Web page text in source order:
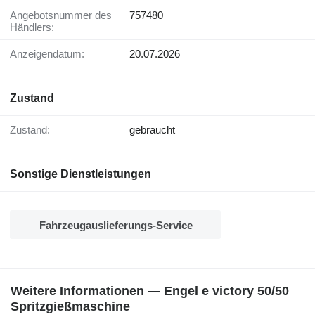
Angebotsnummer des
Händlers:
757480
Anzeigendatum: 20.07.2026
Zustand
Zustand: gebraucht
Sonstige Dienstleistungen
Fahrzeugauslieferungs-Service
Weitere Informationen — Engel e victory 50/50
Spritzgießmaschine